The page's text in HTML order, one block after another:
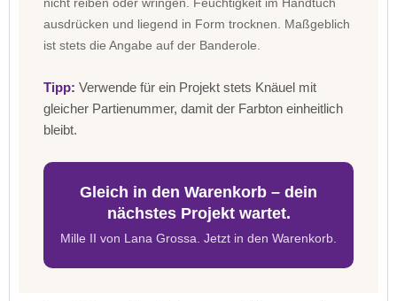
ausdrücken und liegend in Form trocknen. Maßgeblich
ist stets die Angabe auf der Banderole.
Tipp: Verwende für ein Projekt stets Knäuel mit
gleicher Partienummer, damit der Farbton einheitlich
bleibt.
Gleich in den Warenkorb – dein
nächstes Projekt wartet.
Mille II von Lana Grossa. Jetzt in den Warenkorb.